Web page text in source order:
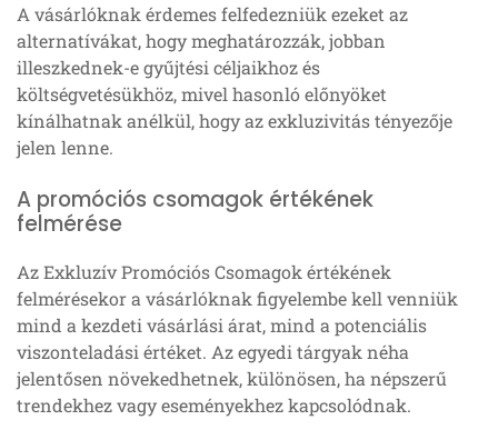
A vásárlóknak érdemes felfedezniük ezeket az
alternatívákat, hogy meghatározzák, jobban
illeszkednek-e gyűjtési céljaikhoz és
költségvetésükhöz, mivel hasonló előnyöket
kínálhatnak anélkül, hogy az exkluzivitás tényezője
jelen lenne.
A promóciós csomagok értékének
felmérése
Az Exkluzív Promóciós Csomagok értékének
felmérésekor a vásárlóknak figyelembe kell venniük
mind a kezdeti vásárlási árat, mind a potenciális
viszonteladási értéket. Az egyedi tárgyak néha
jelentősen növekedhetnek, különösen, ha népszerű
trendekhez vagy eseményekhez kapcsolódnak.